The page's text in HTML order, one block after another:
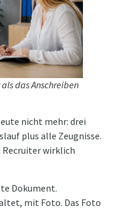
das Anschreiben
nicht mehr: drei
plus alle Zeugnisse.
Recruiter wirklich
Dokument.
mit Foto. Das Foto